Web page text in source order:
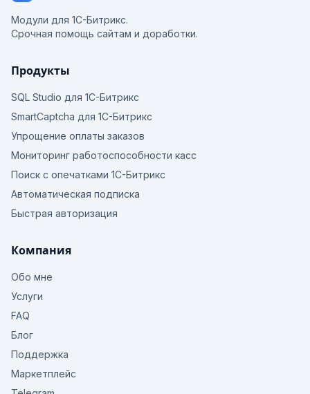
Модули для 1С-Битрикс.
Срочная помощь сайтам и доработки.
Продукты
SQL Studio для 1С-Битрикс
SmartCaptcha для 1С-Битрикс
Упрощение оплаты заказов
Мониторинг работоспособности касс
Поиск с опечатками 1С-Битрикс
Автоматическая подписка
Быстрая авторизация
Компания
Обо мне
Услуги
FAQ
Блог
Поддержка
Маркетплейс